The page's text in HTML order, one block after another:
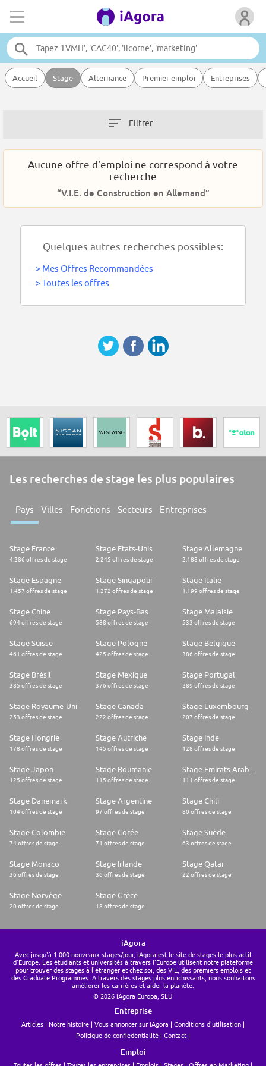
Accueil Stage Alternance Premier emploi Entreprises
Filtrer
Aucune offre d'emploi ne correspond à votre
recherche
“V.I.E. de Construction en Allemand”
Quelques autres recherches possibles:
> Mes Offres Recommandées
>Toutes les offres
Les recherches de stage les plus populaires
Pays Villes Fonctions Secteurs Entreprises
Stage France
4.286 offres de stage
Stage Etats-Unis
2.245 offres de stage
Stage Allemagne
2.188 offres de stage
Stage Espagne
1.457 offres de stage
Stage Singapour
1.272 offres de stage
Stage Italie
1.199 offres de stage
Stage Chine
694 offres de stage
Stage Pays-Bas
588 offres de stage
Stage Malaisie
533 offres de stage
Stage Suisse
461 offres de stage
Stage Pologne
425 offres de stage
Stage Belgique
386 offres de stage
Stage Brésil
385 offres de stage
Stage Mexique
376 offres de stage
Stage Portugal
289 offres de stage
Stage Royaume-Uni
253 offres de stage
Stage Canada
222 offres de stage
Stage Luxembourg
207 offres de stage
Stage Hongrie
178 offres de stage
Stage Autriche
145 offres de stage
Stage Inde
128 offres de stage
Stage Japon
125 offres de stage
Stage Roumanie
115 offres de stage 111 offres de stage
Stage Danemark
104 offres de stage
Stage Argentine
97 offres de stage
Stage Chili
80 offres de stage
Stage Colombie
74 offres de stage
Stage Corée
71 offres de stage
Stage Suède
63 offres de stage
Stage Monaco
36 offres de stage
Stage Irlande
36 offres de stage
Stage Qatar
22 offres de stage
Stage Norvège
20 offres de stage
Stage Grèce
18 offres de stage
iAgora
Avec jusqu'à 1.000 nouveaux stages/jour, iAgora est le site de stages le plus actif
d'Europe. Les étudiants et universités à travers l'Europe utilisent notre plateforme
pour trouver des stages à l'étranger et chez soi, des VIE, des premiers emplois et
des Graduate Programmes. A travers des stages plus enrichissants, nous souhaitons
améliorer les carrières et aider la planète.
© 2026 iAgora Europa, SLU
Entreprise
Articles Notre histoire Vous annoncer sur iAgora
Conditions d'utilisation
Politique de confiedentialité
Contact
Emploi